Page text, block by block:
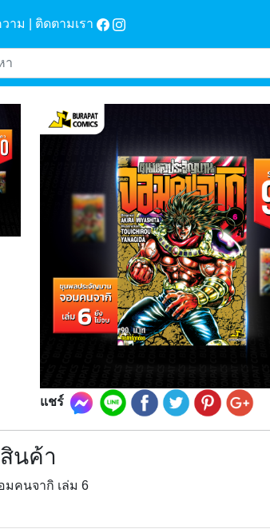
าม | ติดตามเรา
แชร์
นค้า
คนจากิ เล่ม 6